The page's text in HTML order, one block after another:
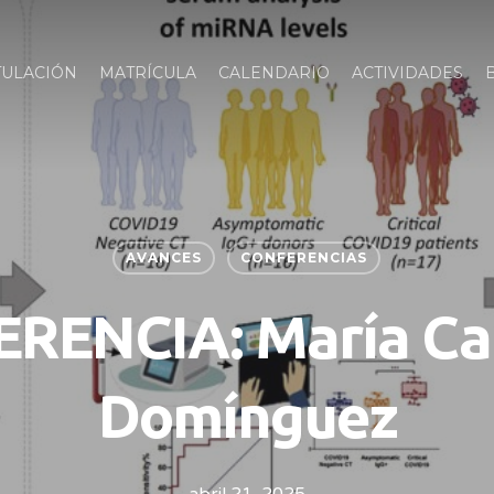
MATRÍCULA CALENDARIO ACTIVIDADES
AVANCES CONFERENCIAS
María
Domínguez